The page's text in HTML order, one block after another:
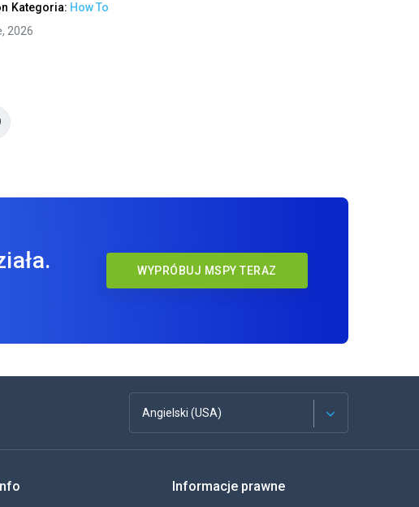
Kategoria: How To
2026
WYPRÓBUJ MSPY TERAZ
Angielski (USA)
Francuski
EspañolInformacje prawne